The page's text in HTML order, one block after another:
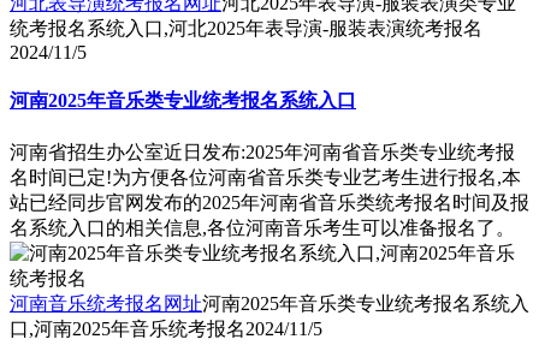
统考报名系统入口,河北2025年表导演-服装表演统考报名
2024/11/5
河南2025年音乐类专业统考报名系统入口
河南省招生办公室近日发布:2025年河南省音乐类专业统考报
名时间已定!为方便各位河南省音乐类专业艺考生进行报名,本
站已经同步官网发布的2025年河南省音乐类统考报名时间及报
名系统入口的相关信息,各位河南音乐考生可以准备报名了。
河南音乐统考报名网址河南2025年音乐类专业统考报名系统入
口,河南2025年音乐统考报名2024/11/5